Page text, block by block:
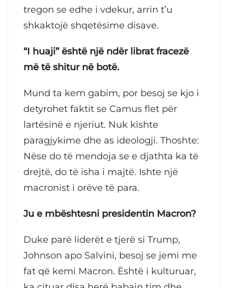
tregon se edhe i vdekur, arrin t’u
shkaktojë shqetësime disave.
“I huaji” është një ndër librat fracezë
më të shitur në botë.
Mund ta kem gabim, por besoj se kjo i
detyrohet faktit se Camus flet për
lartësinë e njeriut. Nuk kishte
paragjykime dhe as ideologji. Thoshte:
Nëse do të mendoja se e djathta ka të
drejtë, do të isha i majtë. Ishte një
macronist i orëve të para.
Ju e mbështesni presidentin Macron?
Duke parë liderët e tjerë si Trump,
Johnson apo Salvini, besoj se jemi me
fat që kemi Macron. Është i kulturuar,